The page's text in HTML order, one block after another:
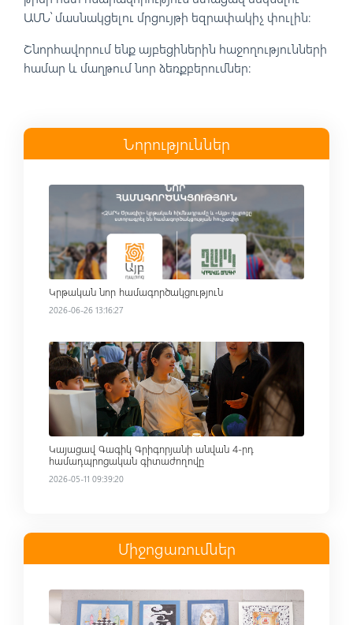
ԱՄՆ՝ մասնակցելու մրցույթի եզրափակիչ փուլին։
Շնորհավորում ենք այբեցիներին հաջողությունների
համար և մաղթում նոր ձեռքբերումներ:
Նորություններ
Read more
Կրթական նոր համագործակցություն
2026-06-26 13:16:27
Read more
Կայացավ Գագիկ Գրիգորյանի անվան 4-րդ
համադպրոցական գիտաժողովը
2026-05-11 09:39:20
Միջոցառումներ
Read more